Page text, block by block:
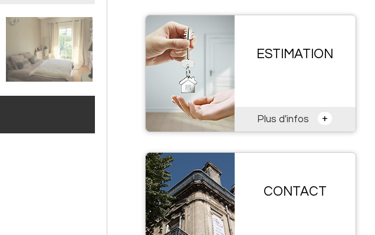
ESTIMATION
Plus d'infos +
CONTACT